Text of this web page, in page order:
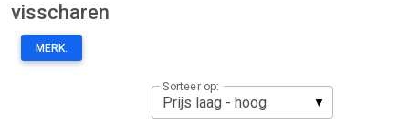
visscharen
MERK:
Sorteer op: